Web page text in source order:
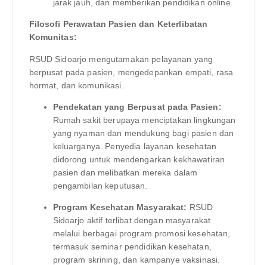
jarak jauh, dan memberikan pendidikan online.
Filosofi Perawatan Pasien dan Keterlibatan
Komunitas:
RSUD Sidoarjo mengutamakan pelayanan yang
berpusat pada pasien, mengedepankan empati, rasa
hormat, dan komunikasi.
Pendekatan yang Berpusat pada Pasien:
Rumah sakit berupaya menciptakan lingkungan
yang nyaman dan mendukung bagi pasien dan
keluarganya. Penyedia layanan kesehatan
didorong untuk mendengarkan kekhawatiran
pasien dan melibatkan mereka dalam
pengambilan keputusan.
Program Kesehatan Masyarakat: RSUD
Sidoarjo aktif terlibat dengan masyarakat
melalui berbagai program promosi kesehatan,
termasuk seminar pendidikan kesehatan,
program skrining, dan kampanye vaksinasi.